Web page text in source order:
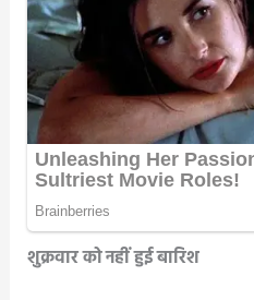
शुक्रवार को नहीं हुई बारिश